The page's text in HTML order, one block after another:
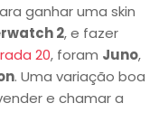
ganhar uma skin
2, e fazer
20, foram Juno,
. Uma variação boa
e chamar a